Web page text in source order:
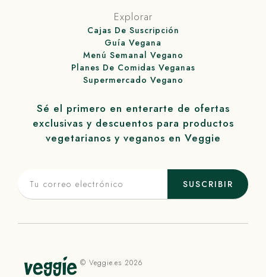
Explorar
Cajas De Suscripción
Guía Vegana
Menú Semanal Vegano
Planes De Comidas Veganas
Supermercado Vegano
Sé el primero en enterarte de ofertas
exclusivas y descuentos para productos
vegetarianos y veganos en Veggie
SUSCRIBIR
© Veggie.es 2026